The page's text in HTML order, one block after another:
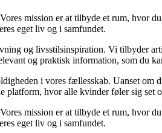
mission er at tilbyde et rum, hvor
eget liv og i samfundet.
og livsstilsinspiration. Vi tilbyder
og praktisk information, som du
i vores fællesskab. Uanset
platform, hvor alle kvinder føler sig set
mission er at tilbyde et rum, hvor
eget liv og i samfundet.